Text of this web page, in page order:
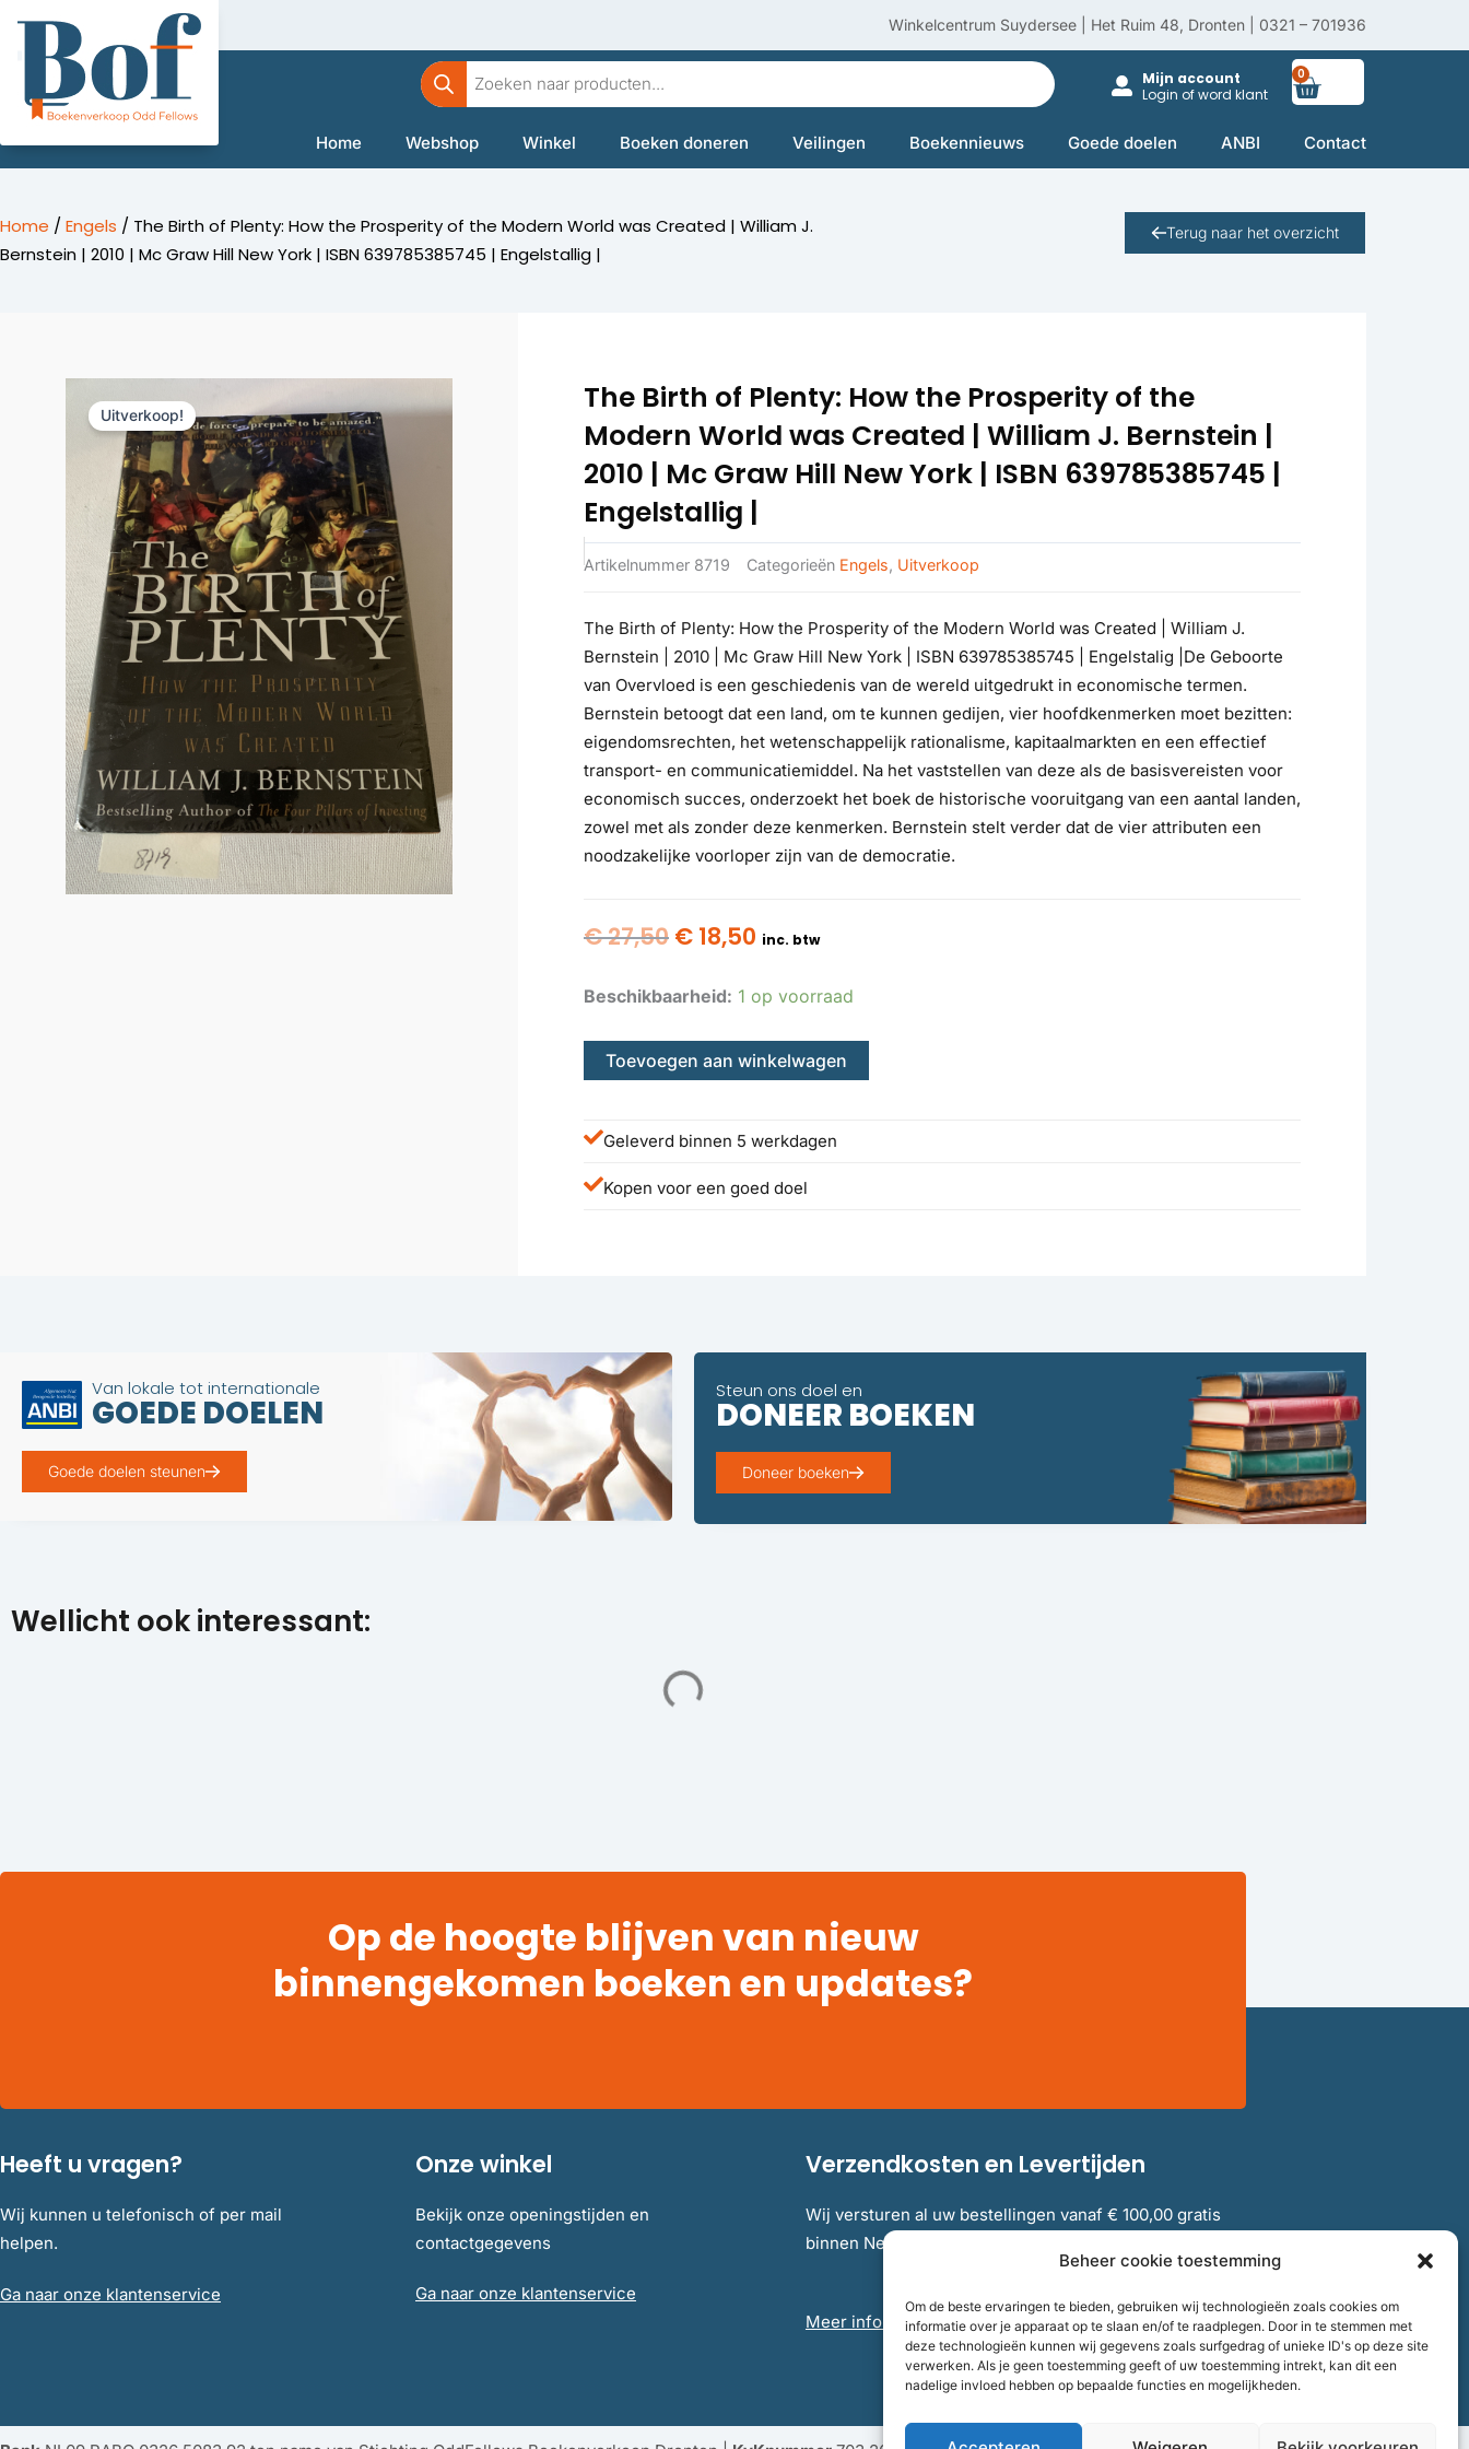
Beheer cookie toestemming
Om de beste ervaringen te bieden, gebruiken wij technologieën zoals cookies om
informatie over je apparaat op te slaan en/of te raadplegen. Door in te stemmen met
deze technologieën kunnen wij gegevens zoals surfgedrag of unieke ID's op deze site
verwerken. Als je geen toestemming geeft of uw toestemming intrekt, kan dit een
nadelige invloed hebben op bepaalde functies en mogelijkheden.
inhoud
Winkelcentrum Suydersee | Het Ruim 48, Dronten | 0321 – 701936
Producten
zoeken
Mijn account
Login of word klant
0
Home Webshop Winkel Boeken doneren Veilingen Boekennieuws Goede doelen ANBI Contact
Home / Engels / The Birth of Plenty: How the Prosperity of the Modern World was Created | William J.
Bernstein | 2010 | Mc Graw Hill New York | ISBN 639785385745 | Engelstallig |
Terug naar het overzicht
Uitverkoop!
The Birth of Plenty: How the Prosperity of the
Modern World was Created | William J. Bernstein |
2010 | Mc Graw Hill New York | ISBN 639785385745 |
Engelstallig |
Artikelnummer 8719 Categorieën Engels, Uitverkoop
The Birth of Plenty: How the Prosperity of the Modern World was Created | William J.
Bernstein | 2010 | Mc Graw Hill New York | ISBN 639785385745 | Engelstalig |De Geboorte
van Overvloed is een geschiedenis van de wereld uitgedrukt in economische termen.
Bernstein betoogt dat een land, om te kunnen gedijen, vier hoofdkenmerken moet bezitten:
eigendomsrechten, het wetenschappelijk rationalisme, kapitaalmarkten en een effectief
transport- en communicatiemiddel. Na het vaststellen van deze als de basisvereisten voor
economisch succes, onderzoekt het boek de historische vooruitgang van een aantal landen,
zowel met als zonder deze kenmerken. Bernstein stelt verder dat de vier attributen een
noodzakelijke voorloper zijn van de democratie.
€27,50 Oorspronkelijke
was:
€18,50Huidige
is:
inc. btw
Beschikbaarheid: 1 op voorraad
Toevoegen aan winkelwagen
Geleverd binnen 5 werkdagen
Kopen voor een goed doel
Van lokale tot internationale
GOEDE DOELEN
Goede doelen steunen
Steun ons doel en
DONEER BOEKEN
Doneer boeken
Wellicht ook interessant:
Op de hoogte blijven van nieuw
binnengekomen boeken en updates?
Heeft u vragen?
Wij kunnen u telefonisch of per mail
helpen.
Ga naar onze klantenservice
Onze winkel
Bekijk onze openingstijden en
contactgegevens
Ga naar onze klantenservice
Verzendkosten en Levertijden
Wij versturen al uw bestellingen vanaf € 100,00 gratis
binnen Nederland en België.
Meer informatie over verzendkosten en levertijden